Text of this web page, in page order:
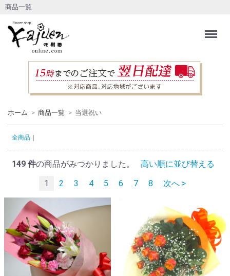
商品一覧
Menu
ホーム 商品一覧 当選祝い
全商品
149 件の商品がみつかりました。 高い順に並び替える
1
2 3 4 5 6 7 8 次へ >